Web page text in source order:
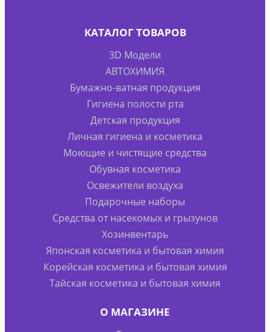
КАТАЛОГ ТОВАРОВ
3D Модели
АВТОХИМИЯ
Бумажно-ватная продукция
Гигиена полости рта
Детская продукция
Личная гигиена и косметика
Моющие и чистящие средства
Обувная косметика
Освежители воздуха
Подарочные наборы
Средства от насекомых и грызунов
Хозинвентарь
Японская косметика и бытовая химия
Корейская косметика и бытовая химия
Тайская косметика и бытовая химия
О МАГАЗИНЕ